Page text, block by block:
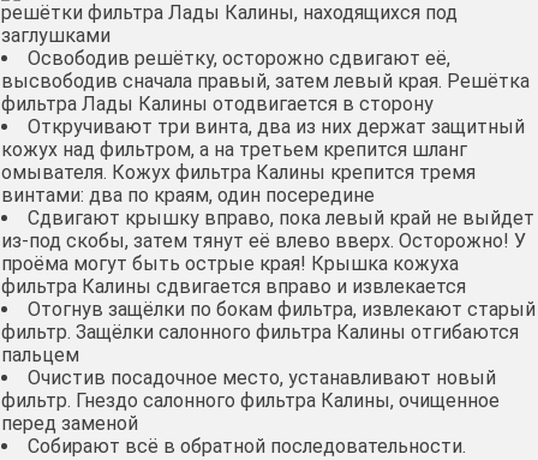
решётки фильтра Лады Калины, находящихся под
заглушками
Освободив решётку, осторожно сдвигают её,
высвободив сначала правый, затем левый края. Решётка
фильтра Лады Калины отодвигается в сторону
Откручивают три винта, два из них держат защитный
кожух над фильтром, а на третьем крепится шланг
омывателя. Кожух фильтра Калины крепится тремя
винтами: два по краям, один посередине
Сдвигают крышку вправо, пока левый край не выйдет
из-под скобы, затем тянут её влево вверх. Осторожно! У
проёма могут быть острые края! Крышка кожуха
фильтра Калины сдвигается вправо и извлекается
Отогнув защёлки по бокам фильтра, извлекают старый
фильтр. Защёлки салонного фильтра Калины отгибаются
пальцем
Очистив посадочное место, устанавливают новый
фильтр. Гнездо салонного фильтра Калины, очищенное
перед заменой
Собирают всё в обратной последовательности.